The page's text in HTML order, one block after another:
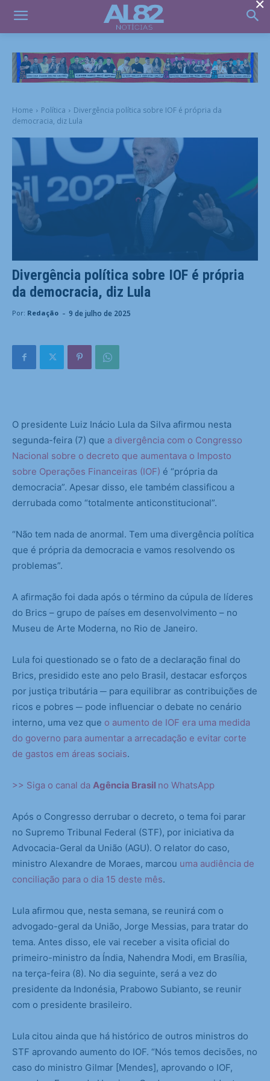
Home Política
Divergência política sobre IOF é própria da
democracia, diz Lula
Divergência política sobre IOF é própria
da democracia, diz Lula
Por: Redação - 9 de julho de 2025
O presidente Luiz Inácio Lula da Silva afirmou nesta
segunda-feira (7) que a divergência com o Congresso
Nacional sobre o decreto que aumentava o Imposto
sobre Operações Financeiras (IOF) é “própria da
democracia”. Apesar disso, ele também classificou a
derrubada como “totalmente anticonstitucional”.
“Não tem nada de anormal. Tem uma divergência política
que é própria da democracia e vamos resolvendo os
problemas”.
A afirmação foi dada após o término da cúpula de líderes
do Brics – grupo de países em desenvolvimento – no
Museu de Arte Moderna, no Rio de Janeiro.
Lula foi questionado se o fato de a declaração final do
Brics, presidido este ano pelo Brasil, destacar esforços
por justiça tributária ─ para equilibrar as contribuições de
ricos e pobres ─ pode influenciar o debate no cenário
interno, uma vez que o aumento de IOF era uma medida
do governo para aumentar a arrecadação e evitar corte
de gastos em áreas sociais.
>> Siga o canal da Agência Brasil no WhatsApp
Após o Congresso derrubar o decreto, o tema foi parar
no Supremo Tribunal Federal (STF), por iniciativa da
Advocacia-Geral da União (AGU). O relator do caso,
ministro Alexandre de Moraes, marcou uma audiência de
conciliação para o dia 15 deste mês.
Lula afirmou que, nesta semana, se reunirá com o
advogado-geral da União, Jorge Messias, para tratar do
tema. Antes disso, ele vai receber a visita oficial do
primeiro-ministro da Índia, Nahendra Modi, em Brasília,
na terça-feira (8). No dia seguinte, será a vez do
presidente da Indonésia, Prabowo Subianto, se reunir
com o presidente brasileiro.
Lula citou ainda que há histórico de outros ministros do
STF aprovando aumento do IOF. “Nós temos decisões, no
caso do ministro Gilmar [Mendes], aprovando o IOF,